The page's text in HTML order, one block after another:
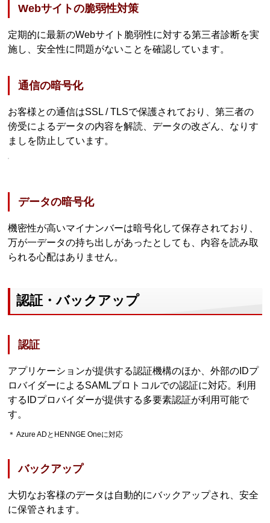
Webサイトの脆弱性対策
定期的に最新のWebサイト脆弱性に対する第三者診断を実
施し、安全性に問題がないことを確認しています。
通信の暗号化
お客様との通信はSSL / TLSで保護されており、第三者の
傍受によるデータの内容を解読、データの改ざん、なりす
ましを防止しています。
データの暗号化
機密性が高いマイナンバーは暗号化して保存されており、
万が一データの持ち出しがあったとしても、内容を読み取
られる心配はありません。
認証・バックアップ
認証
アプリケーションが提供する認証機構のほか、外部のIDプ
ロバイダーによるSAMLプロトコルでの認証に対応。利用
するIDプロバイダーが提供する多要素認証が利用可能で
す。
＊ Azure ADとHENNGE Oneに対応
バックアップ
大切なお客様のデータは自動的にバックアップされ、安全
に保管されます。